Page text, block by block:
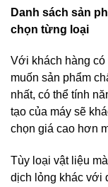
Danh sách sản
chọn từng loại
Với khách hàng có
muốn sản phẩm
nhất, có thể tính
tạo của máy sẽ
chọn giá cao hơn
Tùy loại vật liệu
dịch lỏng khác với